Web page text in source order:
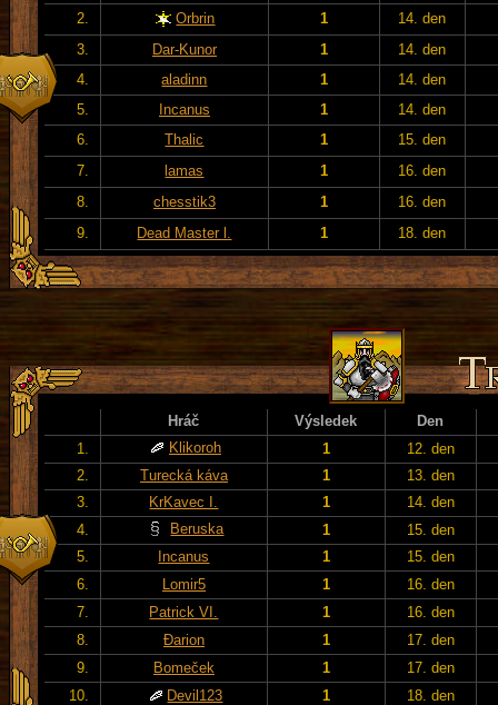
2.
Orbrin 1
14. den
3.
Dar-Kunor 1
14. den
4.
aladinn 1
14. den
5.
Incanus 1
14. den
6.
Thalic 1
15. den
7.
lamas 1
16. den
8.
chesstik3 1
16. den
9.
Dead Master l. 1 18. den
Hráč Výsledek
Den
1.
Klikoroh 1
12. den
2.
Turecká káva 1
13. den
3.
KrKavec I. 1
14. den
4.
Beruska 1
15. den
5.
Incanus 1
15. den
6.
Lomir5 1
16. den
7.
Patrick VI. 1
16. den
8.
Đarion 1
17. den
9.
Bomeček 1
17. den
10.
Devil123 1 18. den